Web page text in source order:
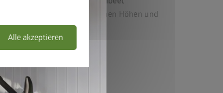
Alle akzeptieren
Kombination aus verschiedenen Höhen und
Längen.